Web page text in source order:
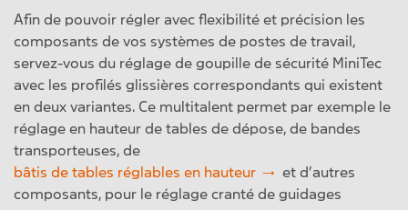
Afin de pouvoir régler avec flexibilité et précision les
composants de vos systèmes de postes de travail,
servez-vous du réglage de goupille de sécurité MiniTec
avec les profilés glissières correspondants qui existent
en deux variantes. Ce multitalent permet par exemple le
réglage en hauteur de tables de dépose, de bandes
transporteuses, de
bâtis de tables réglables en hauteur
et d’autres
composants, pour le réglage cranté de guidages